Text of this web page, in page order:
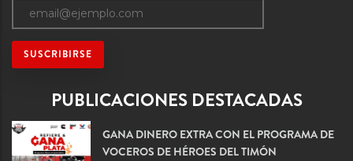
PUBLICACIONES DESTACADAS
GANA DINERO EXTRA CON EL PROGRAMA DE
VOCEROS DE HÉROES DEL TIMÓN